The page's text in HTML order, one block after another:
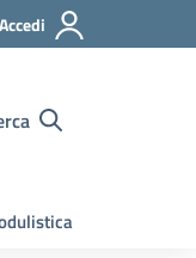
Accedi